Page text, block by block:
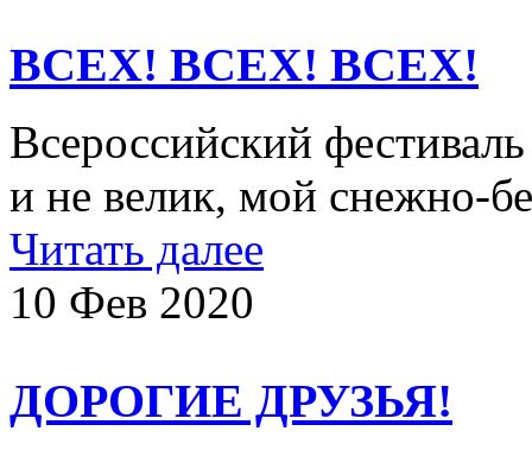
ВСЕХ! ВСЕХ! ВСЕХ!
Всероссийский
и не велик, мой снежно-
Читать далее
10 Фев 2020
ДОРОГИЕ ДРУЗЬЯ!